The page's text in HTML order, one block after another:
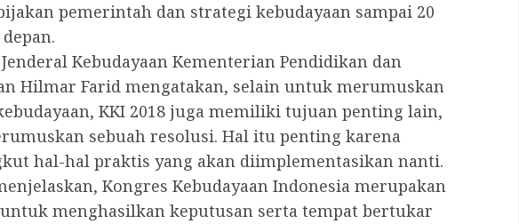
pemerintah dan strategi kebudayaan sampai 20
Kebudayaan Kementerian Pendidikan dan
Hilmar Farid mengatakan, selain untuk merumuskan
KKI 2018 juga memiliki tujuan penting lain,
sebuah resolusi. Hal itu penting karena
hal-hal praktis yang akan diimplementasikan nanti.
Kongres Kebudayaan Indonesia merupakan
menghasilkan keputusan serta tempat bertukar